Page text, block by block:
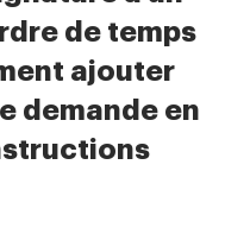
de temps
ajouter
demande en